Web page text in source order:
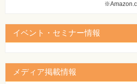
イベント・セミナー情報
メディア掲載情報